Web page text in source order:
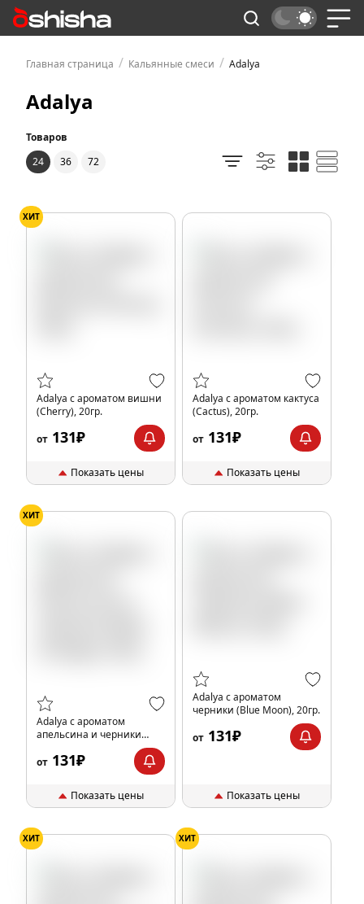
Главная страница / Кальянные смеси / Adalya
Adalya
Товаров
24
36 72
ХИТ
Adalya с ароматом вишни
(Cherry), 20гр.
от 131₽
Показать цены
Adalya с ароматом кактуса
(Cactus), 20гр.
от 131₽
Показать цены
ХИТ
Adalya с ароматом
апельсина и черники
от 131₽
Показать цены
Adalya с ароматом
черники (Blue Moon), 20гр.
от 131₽
Показать цены
ХИТ ХИТ